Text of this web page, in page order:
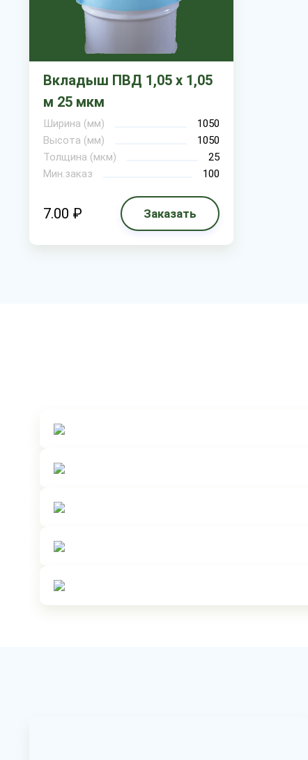
Вкладыш ПВД 1,05 х 1,05
м 25 мкм
Ширина (мм)
1050
Высота (мм)
1050
Толщина (мкм)
25
Мин.заказ
100
7.00 ₽ Заказать